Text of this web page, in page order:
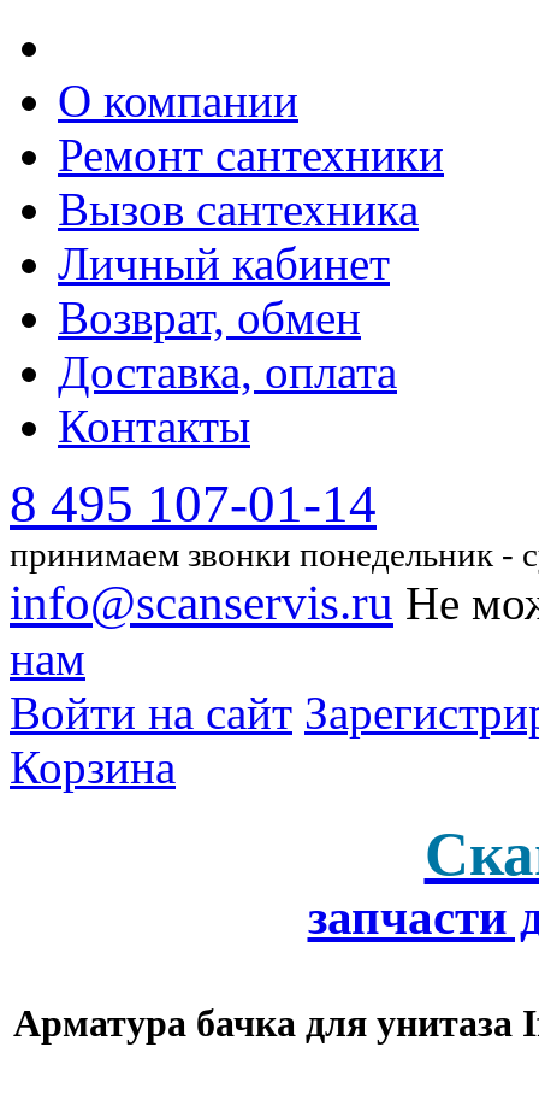
О компании
Ремонт сантехники
Вызов сантехника
Личный кабинет
Возврат, обмен
Доставка, оплата
Контакты
8 495 107-01-14
принимаем звонки понедельник -
info@scanservis.ru Не
нам
Войти на сайт
Корзина
запчасти
Арматура бачка для